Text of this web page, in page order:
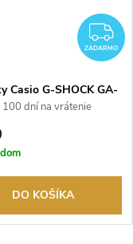
ZADARMO
Casio G-SHOCK GA-
dní na vrátenie
predajca.
DO KOŠÍKA